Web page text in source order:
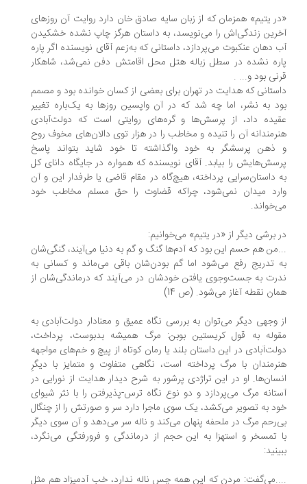
یتیم» همزمان که از زبان سایه صادق خان دارد روایت آن روزهای
زندگی‌اش را می‌نویسد، به داستان هرگز چاپ نشده خشکیدن
دهان عنکبوت می‌پردازد، داستانی که به‌زعم آقای نویسنده اگر پاره
نشده در سطل زباله هتل محل اقامتش دفن نمی‌شد، شاهکار
بود و... .
که هدایت در تهران برای بعضی از کسان خوانده بود و مصمم
به نشر، اما چه شد که در آن واپسین روزها به یک‌باره تغییر
داد، از پرسش‌ها و گره‌های روایتی است که دولت‌آبادی
آن را تنیده و مخاطب را در هزار توی دالان‌های مخوف روح
پرسشگر به خود واگذاشته تا خود شاید بتواند پاسخ
را بیابد. آقای نویسنده که همواره در جایگاه دانای کل
داستان‌سرایی پرداخته، هیچ‌گاه در مقام قاضی یا طرفدار این و آن
میدان نمی‌شود، چراکه قضاوت را حق مسلم مخاطب خود
برشی دیگر از «در یتیم» می‌خوانیم:
هم حسم این بود که آدم‌ها گنگ و گم به دنیا می‌آیند، گنگی‌شان
تدریج رفع می‌شود اما گم بودن‌شان باقی می‌ماند و کسانی به
به جست‌وجوی یافتن خودشان در می‌آیند که درماندگی‌شان از
نقطه آغاز می‌شود. (ص 14)
وجهی دیگر می‌توان به بررسی نگاه عمیق و معنادار دولت‌آبادی به
به قول کریستین بوبن: مرگ همیشه بدبوست، پرداخت،
در این داستان بلند یا رمان کوتاه از پیچ و خم‌های مواجهه
با مرگ پرداخته است، نگاهی متفاوت و متمایز با دیگرِ
او در این تراژدی پرشور به شرح دیدار هدایت از نورایی در
مرگ می‌پردازد و دو نوع نگاه ترس-پذیرفتن را با نثر شیوای
به تصویر می‌کشد، یک سوی ماجرا دارد سر و صورتش را از چنگال
مرگ در ملحفه پنهان می‌کند و ناله سر می‌دهد و آن سوی دیگر
تمسخر و استهزا به این حجم از درماندگی و فرورفتگی می‌نگرد،
مردن که این همه چس ناله ندارد، خب آدمیزاد هم مثل